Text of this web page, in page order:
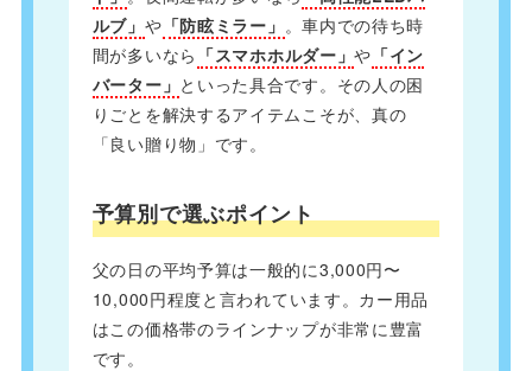
ルブ」 や 「防眩ミラー」 。車内での待ち時
間が多いなら 「スマホホルダー」や 「イン
バーター」 といった具合です。その人の困
りごとを解決するアイテムこそが、真の
「良い贈り物」です。
予算別で選ぶポイント
父の日の平均予算は一般的に3,000円〜
10,000円程度と言われています。カー用品
はこの価格帯のラインナップが非常に豊富
です。